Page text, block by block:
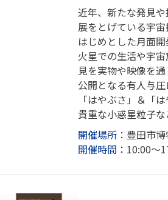
近年、新たな発見
展をとげている宇
はじめとした月面
火星での生活や宇
見を実物や映像を
公開となる有人与圧
「はやぶさ」＆「
貴重な小惑星粒子な
開催場所： 豊田市
開催時間： 10:00～